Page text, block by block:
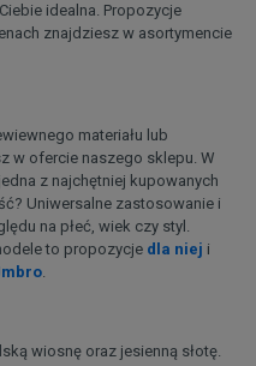
idealna. Propozycje
znajdziesz w asortymencie
materiału lub
w ofercie naszego sklepu. W
z najchętniej kupowanych
Uniwersalne zastosowanie i
na płeć, wiek czy styl.
to propozycje dla niej i
.
wiosnę oraz jesienną słotę.